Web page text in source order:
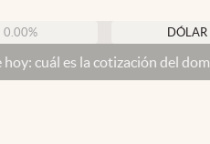
DÓLAR BLUE $
cotización del domingo 9 de